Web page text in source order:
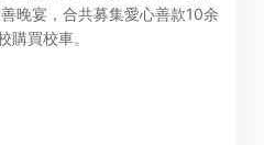
晚宴，合共募集愛心善款10余
購買校車。